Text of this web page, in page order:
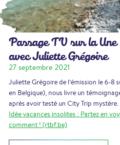
Passage TV sur la
avec Juliette Grégoire
27 septembre 2021
Juliette Grégoire de l’émission le 6-8
en Belgique), nous livre un
après avoir testé un City Trip mystère.
Idée vacances insolites : Partez en
comment ! (rtbf.be)